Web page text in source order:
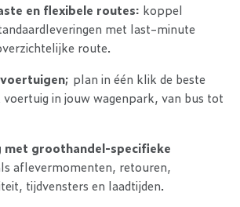
en flexibele routes: koppel
met last-minute
route.
plan in één klik de beste
in jouw wagenpark, van bus tot
met groothandel-specifieke
aflevermomenten, retouren,
tijdvensters en laadtijden.